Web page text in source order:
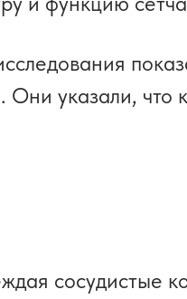
Они указали, что
сосудистые